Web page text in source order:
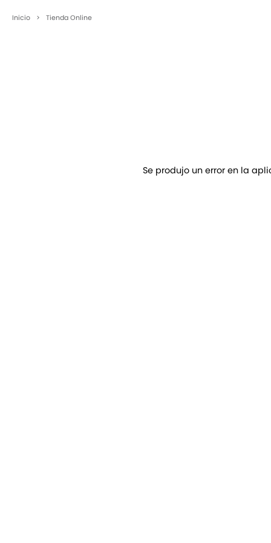
Inicio > Tienda Online
Se produjo un error en la